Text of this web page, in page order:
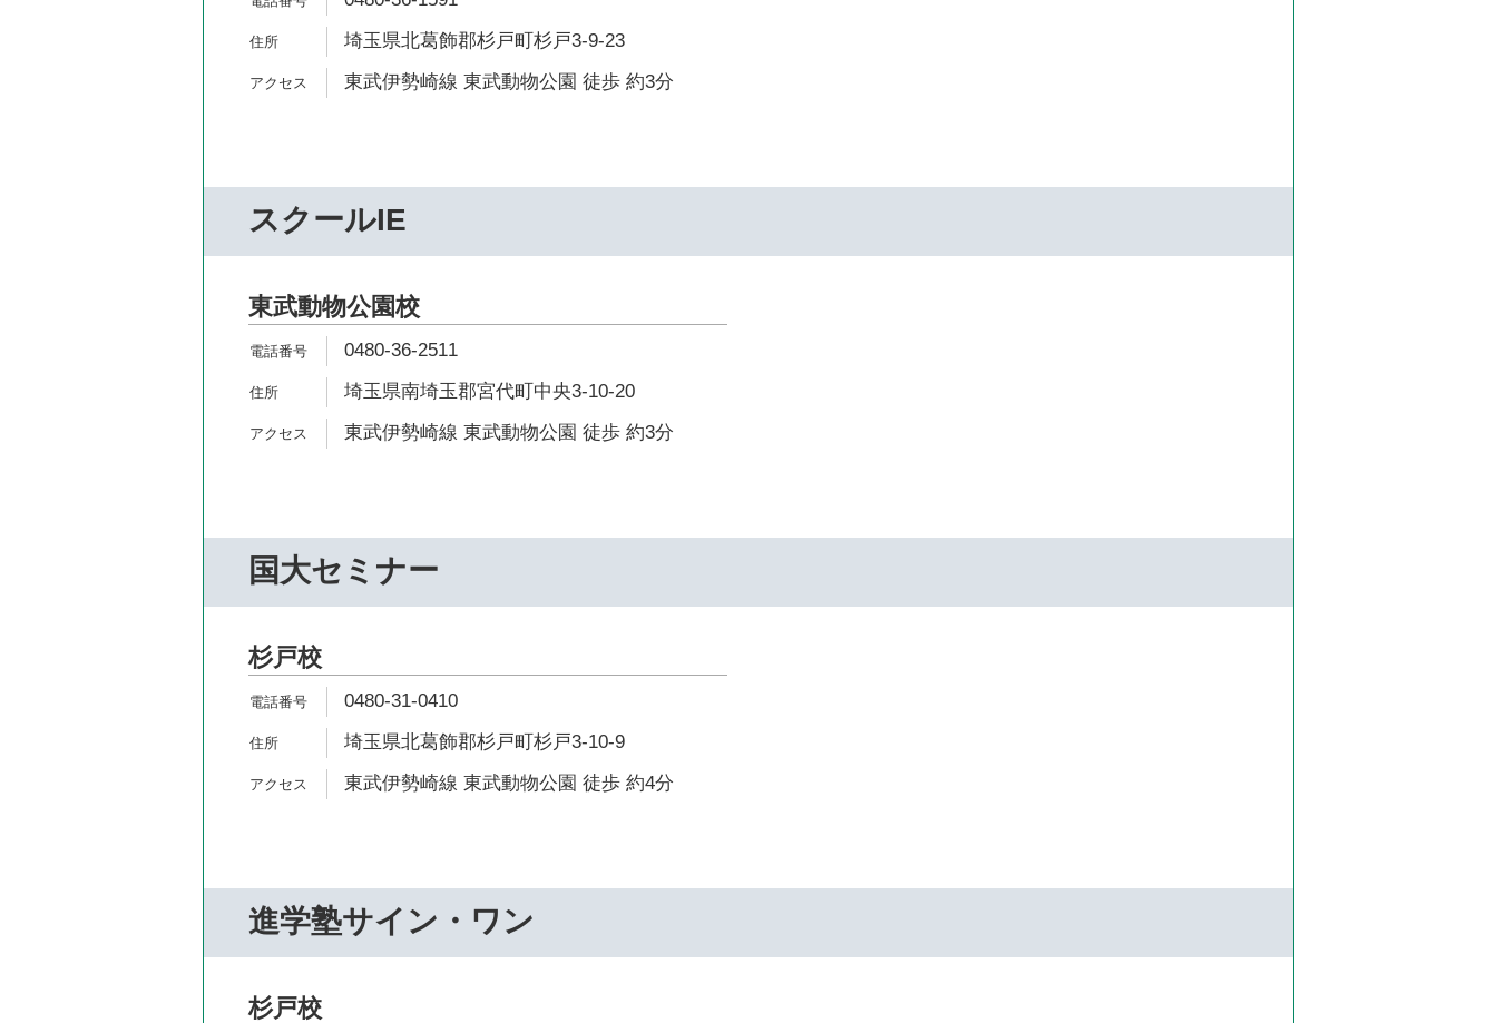
埼玉県北葛飾郡杉戸町杉戸3-9-23
東武伊勢崎線 東武動物公園 徒歩 約3分
スクールIE
東武動物公園校
0480-36-2511
埼玉県南埼玉郡宮代町中央3-10-20
東武伊勢崎線 東武動物公園 徒歩 約3分
国大セミナー
杉戸校
0480-31-0410
埼玉県北葛飾郡杉戸町杉戸3-10-9
東武伊勢崎線 東武動物公園 徒歩 約4分
進学塾サイン・ワン
杉戸校